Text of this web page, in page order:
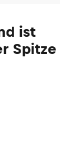
ist
Spitze